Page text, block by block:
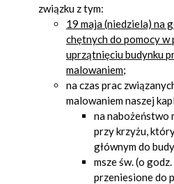
związku z tym:
19 maja (niedziela) na
chętnych do pomocy
uprzątnięciu budynku
malowaniem;
na czas prac
malowaniem naszej
na nabożeństwo
przy krzyżu,
głównym do
msze św. (o
przeniesione do